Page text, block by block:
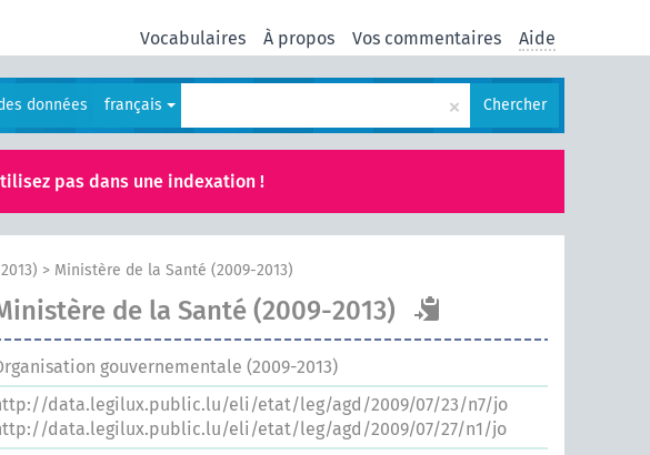
Vocabulaires À propos Vos commentaires Aide
données français × Chercher
pas dans une indexation !
> Ministère de la Santé (2009-2013)
de la Santé (2009-2013)
gouvernementale (2009-2013)
data.legilux.public.lu/eli/etat/leg/agd/2009/07/23/n7/jo
data.legilux.public.lu/eli/etat/leg/agd/2009/07/27/n1/jo